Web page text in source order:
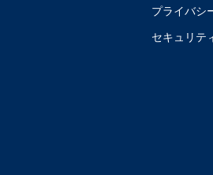
プライバシ
セキュリテ